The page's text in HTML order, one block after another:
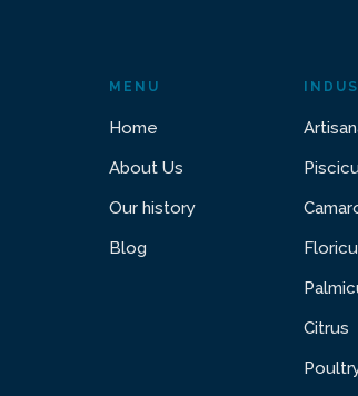
MENU
Home
About Us
Our history
Blog
Citrus